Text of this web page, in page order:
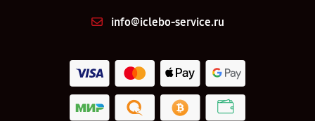
info@iclebo-service.ru